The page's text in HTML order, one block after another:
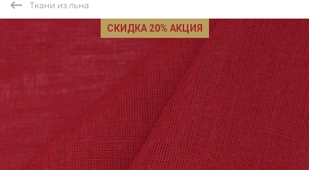
Ткани из льна
СКИДКА 20% АКЦИЯ